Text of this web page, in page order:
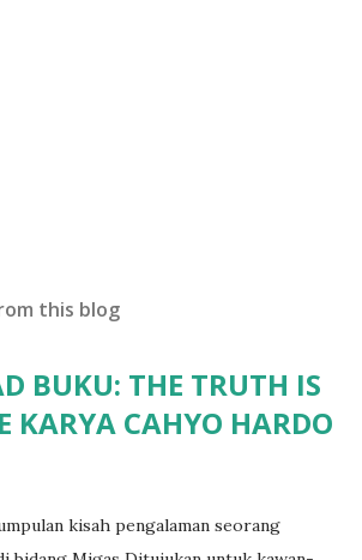
this blog
BUKU: THE TRUTH IS
KARYA CAHYO HARDO
kisah pengalaman seorang